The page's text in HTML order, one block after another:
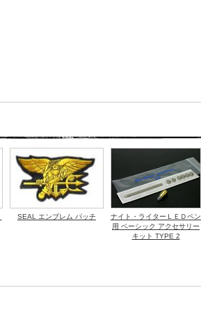
SEAL エンブレム パッチ
ナイト・ライターＬＥＤペン
用 ベーシック アクセサリー
キット TYPE 2